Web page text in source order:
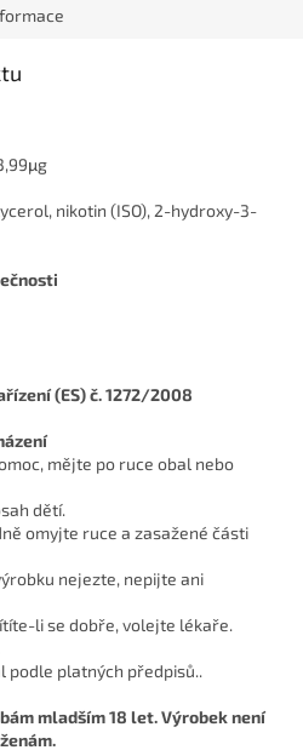
nikotin (ISO), 2-hydroxy-3-
(ES) č. 1272/2008
mějte po ruce obal nebo
dětí.
omyjte ruce a zasažené části
nejezte, nepijte ani
li se dobře, volejte lékaře.
podle platných předpisů..